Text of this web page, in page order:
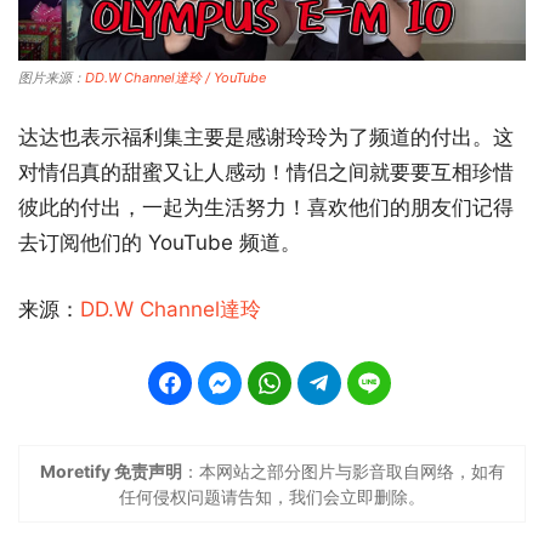
图片来源： DD.W Channel達玲 / YouTube
达达也表示福利集主要是感谢玲玲为了频道的付出。这
对情侣真的甜蜜又让人感动！情侣之间就要要互相珍惜
彼此的付出，一起为生活努力！喜欢他们的朋友们记得
去订阅他们的 YouTube 频道。
来源： DD.W Channel達玲
Moretify 免责声明 ：本网站之部分图片与影音取自网络，如有
任何侵权问题请告知，我们会立即删除。